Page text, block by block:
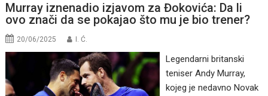
Murray iznenadio izjavom za Đokovića: Da li
ovo znači da se pokajao što mu je bio trener?
20/06/2025 I. Ć.
Legendarni britanski
teniser Andy Murray,
kojeg je nedavno Novak